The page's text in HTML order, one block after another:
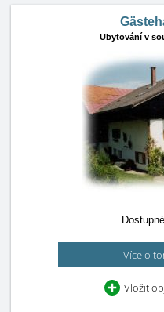
Ubytování v
Více o
Vložit